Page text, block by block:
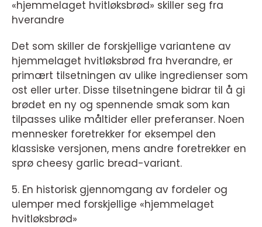
«hjemmelaget hvitløksbrød» skiller seg fra
hverandre
Det som skiller de forskjellige variantene av
hjemmelaget hvitløksbrød fra hverandre, er
primært tilsetningen av ulike ingredienser som
ost eller urter. Disse tilsetningene bidrar til å gi
brødet en ny og spennende smak som kan
tilpasses ulike måltider eller preferanser. Noen
mennesker foretrekker for eksempel den
klassiske versjonen, mens andre foretrekker en
sprø cheesy garlic bread-variant.
5. En historisk gjennomgang av fordeler og
ulemper med forskjellige «hjemmelaget
hvitløksbrød»